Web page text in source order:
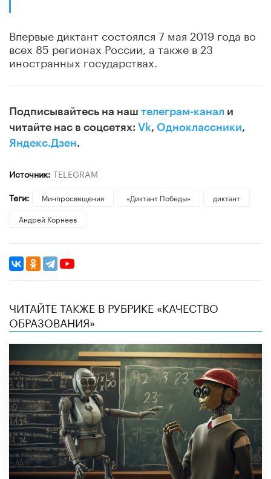
Впервые диктант состоялся 7 мая 2019 года во
всех 85 регионах России, а также в 23
иностранных государствах.
Подписывайтесь на наш телеграм-канал и
читайте нас в соцсетях: Vk, Одноклассники,
Яндекс.Дзен.
Источник: TELEGRAM
Теги:
Минпросвещения «Диктант Победы»
диктант
Андрей Корнеев
ЧИТАЙТЕ ТАКЖЕ В РУБРИКЕ «КАЧЕСТВО
ОБРАЗОВАНИЯ»